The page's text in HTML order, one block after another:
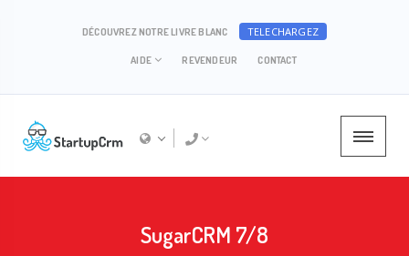
DÉCOUVREZ NOTRE LIVRE BLANC TELECHARGEZ
AIDE REVENDEUR CONTACT
SugarCRM 7/8